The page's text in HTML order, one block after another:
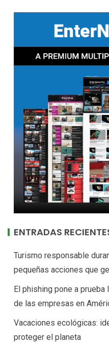
ENTRADAS
Turismo responsable
pequeñas acciones que
El phishing pone a
de las empresas en
Vacaciones ecológicas:
proteger el planeta